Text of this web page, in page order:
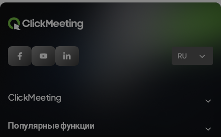
RU
ClickMeeting
Популярные функции